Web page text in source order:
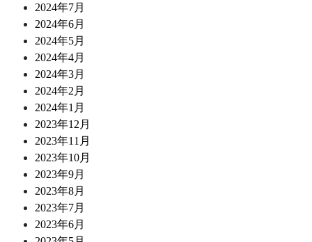
2024年7月
2024年6月
2024年5月
2024年4月
2024年3月
2024年2月
2024年1月
2023年12月
2023年11月
2023年10月
2023年9月
2023年8月
2023年7月
2023年6月